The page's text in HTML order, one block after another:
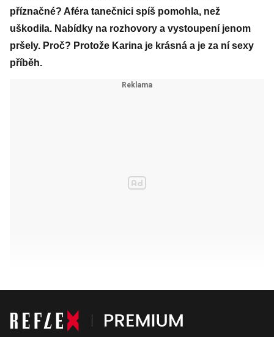
příznačné? Aféra tanečnici spíš pomohla, než
uškodila. Nabídky na rozhovory a vystoupení jenom
pršely. Proč? Protože Karina je krásná a je za ní sexy
příběh.